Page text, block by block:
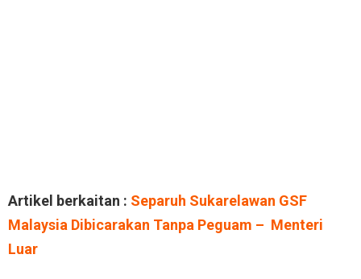
Artikel berkaitan : Separuh Sukarelawan GSF
Malaysia Dibicarakan Tanpa Peguam – Menteri
Luar